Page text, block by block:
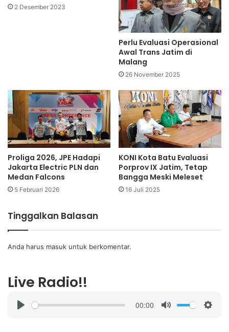
2 Desember 2023
Perlu Evaluasi Operasional
Awal Trans Jatim di
Malang
26 November 2025
Proliga 2026, JPE Hadapi
Jakarta Electric PLN dan
Medan Falcons
5 Februari 2026
KONI Kota Batu Evaluasi
Porprov IX Jatim, Tetap
Bangga Meski Meleset
16 Juli 2025
Tinggalkan Balasan
Anda harus masuk untuk berkomentar.
Live Radio!!
00:00